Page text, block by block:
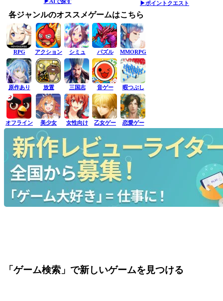
▶ポイントクエスト
各ジャンルのオススメゲームはこちら
RPG アクション シミュ パズル MMORPG
原作あり 放置 三国志 音ゲー 暇つぶし
オフライン 美少女 女性向け 乙女ゲー 恋愛ゲー
「ゲーム検索」で新しいゲームを見つける